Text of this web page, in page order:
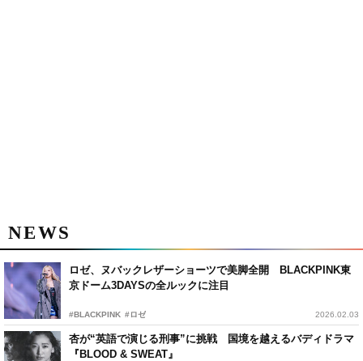
NEWS
ロゼ、ヌバックレザーショーツで美脚全開 BLACKPINK東
京ドーム3DAYSの全ルックに注目
#BLACKPINK #ロゼ 2026.02.03
杏が“英語で演じる刑事”に挑戦 国境を越えるバディドラマ
『BLOOD & SWEAT』